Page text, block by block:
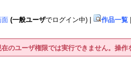
面 (一般ユーザでログイン中) 作品一覧
のユーザ権限では実行できません。操